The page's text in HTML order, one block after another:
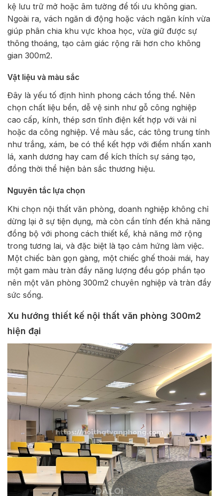
kệ lưu trữ mở hoặc âm tường để tối ưu không gian.
Ngoài ra, vách ngăn di động hoặc vách ngăn kính vừa
giúp phân chia khu vực khoa học, vừa giữ được sự
thông thoáng, tạo cảm giác rộng rãi hơn cho không
gian 300m2.
Vật liệu và màu sắc
Đây là yếu tố định hình phong cách tổng thể. Nên
chọn chất liệu bền, dễ vệ sinh như gỗ công nghiệp
cao cấp, kính, thép sơn tĩnh điện kết hợp với vải nỉ
hoặc da công nghiệp. Về màu sắc, các tông trung tính
như trắng, xám, be có thể kết hợp với điểm nhấn xanh
lá, xanh dương hay cam để kích thích sự sáng tạo,
đồng thời thể hiện bản sắc thương hiệu.
Nguyên tắc lựa chọn
Khi chọn nội thất văn phòng, doanh nghiệp không chỉ
dừng lại ở sự tiện dụng, mà còn cần tính đến khả năng
đồng bộ với phong cách thiết kế, khả năng mở rộng
trong tương lai, và đặc biệt là tạo cảm hứng làm việc.
Một chiếc bàn gọn gàng, một chiếc ghế thoải mái, hay
một gam màu tràn đầy năng lượng đều góp phần tạo
nên một văn phòng 300m2 chuyên nghiệp và tràn đầy
sức sống.
Xu hướng thiết kế nội thất văn phòng 300m2
hiện đại